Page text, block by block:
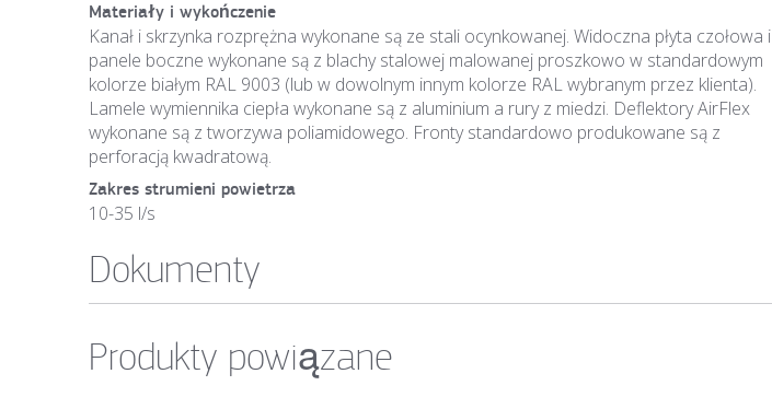
Materiały i wykończenie
Kanał i skrzynka rozprężna wykonane są ze stali ocynkowanej. Widoczna płyta czołowa i
panele boczne wykonane są z blachy stalowej malowanej proszkowo w standardowym
kolorze białym RAL 9003 (lub w dowolnym innym kolorze RAL wybranym przez klienta).
Lamele wymiennika ciepła wykonane są z aluminium a rury z miedzi. Deflektory AirFlex
wykonane są z tworzywa poliamidowego. Fronty standardowo produkowane są z
perforacją kwadratową.
Zakres strumieni powietrza
10-35 l/s
Dokumenty
Produkty powiązane